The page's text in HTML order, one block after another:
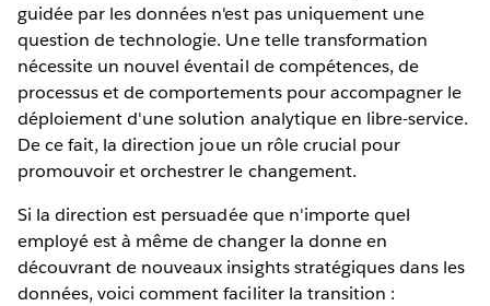
guidée par les données n'est pas uniquement une
question de technologie. Une telle transformation
nécessite un nouvel éventail de compétences, de
processus et de comportements pour accompagner le
déploiement d'une solution analytique en libre-service.
De ce fait, la direction joue un rôle crucial pour
promouvoir et orchestrer le changement.
Si la direction est persuadée que n'importe quel
employé est à même de changer la donne en
découvrant de nouveaux insights stratégiques dans les
données, voici comment faciliter la transition :